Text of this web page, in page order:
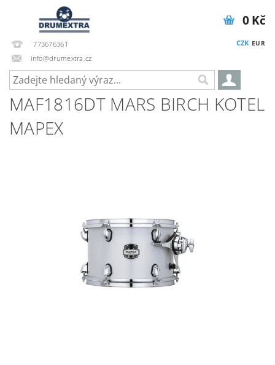
773676361
info@drumextra.cz
CZK EUR
0 Kč
MAF1816DT MARS BIRCH KOTEL
MAPEX